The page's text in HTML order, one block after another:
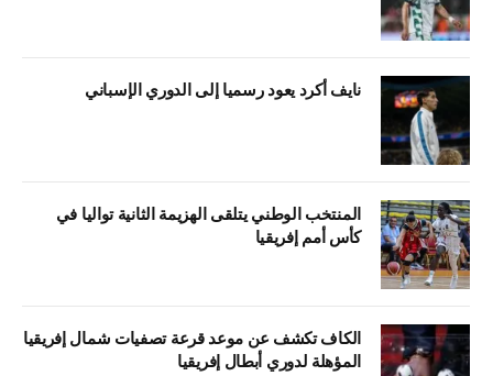
نايف أكرد يعود رسميا إلى الدوري الإسباني
المنتخب الوطني يتلقى الهزيمة الثانية تواليا في
كأس أمم إفريقيا
الكاف تكشف عن موعد قرعة تصفيات شمال إفريقيا
المؤهلة لدوري أبطال إفريقيا